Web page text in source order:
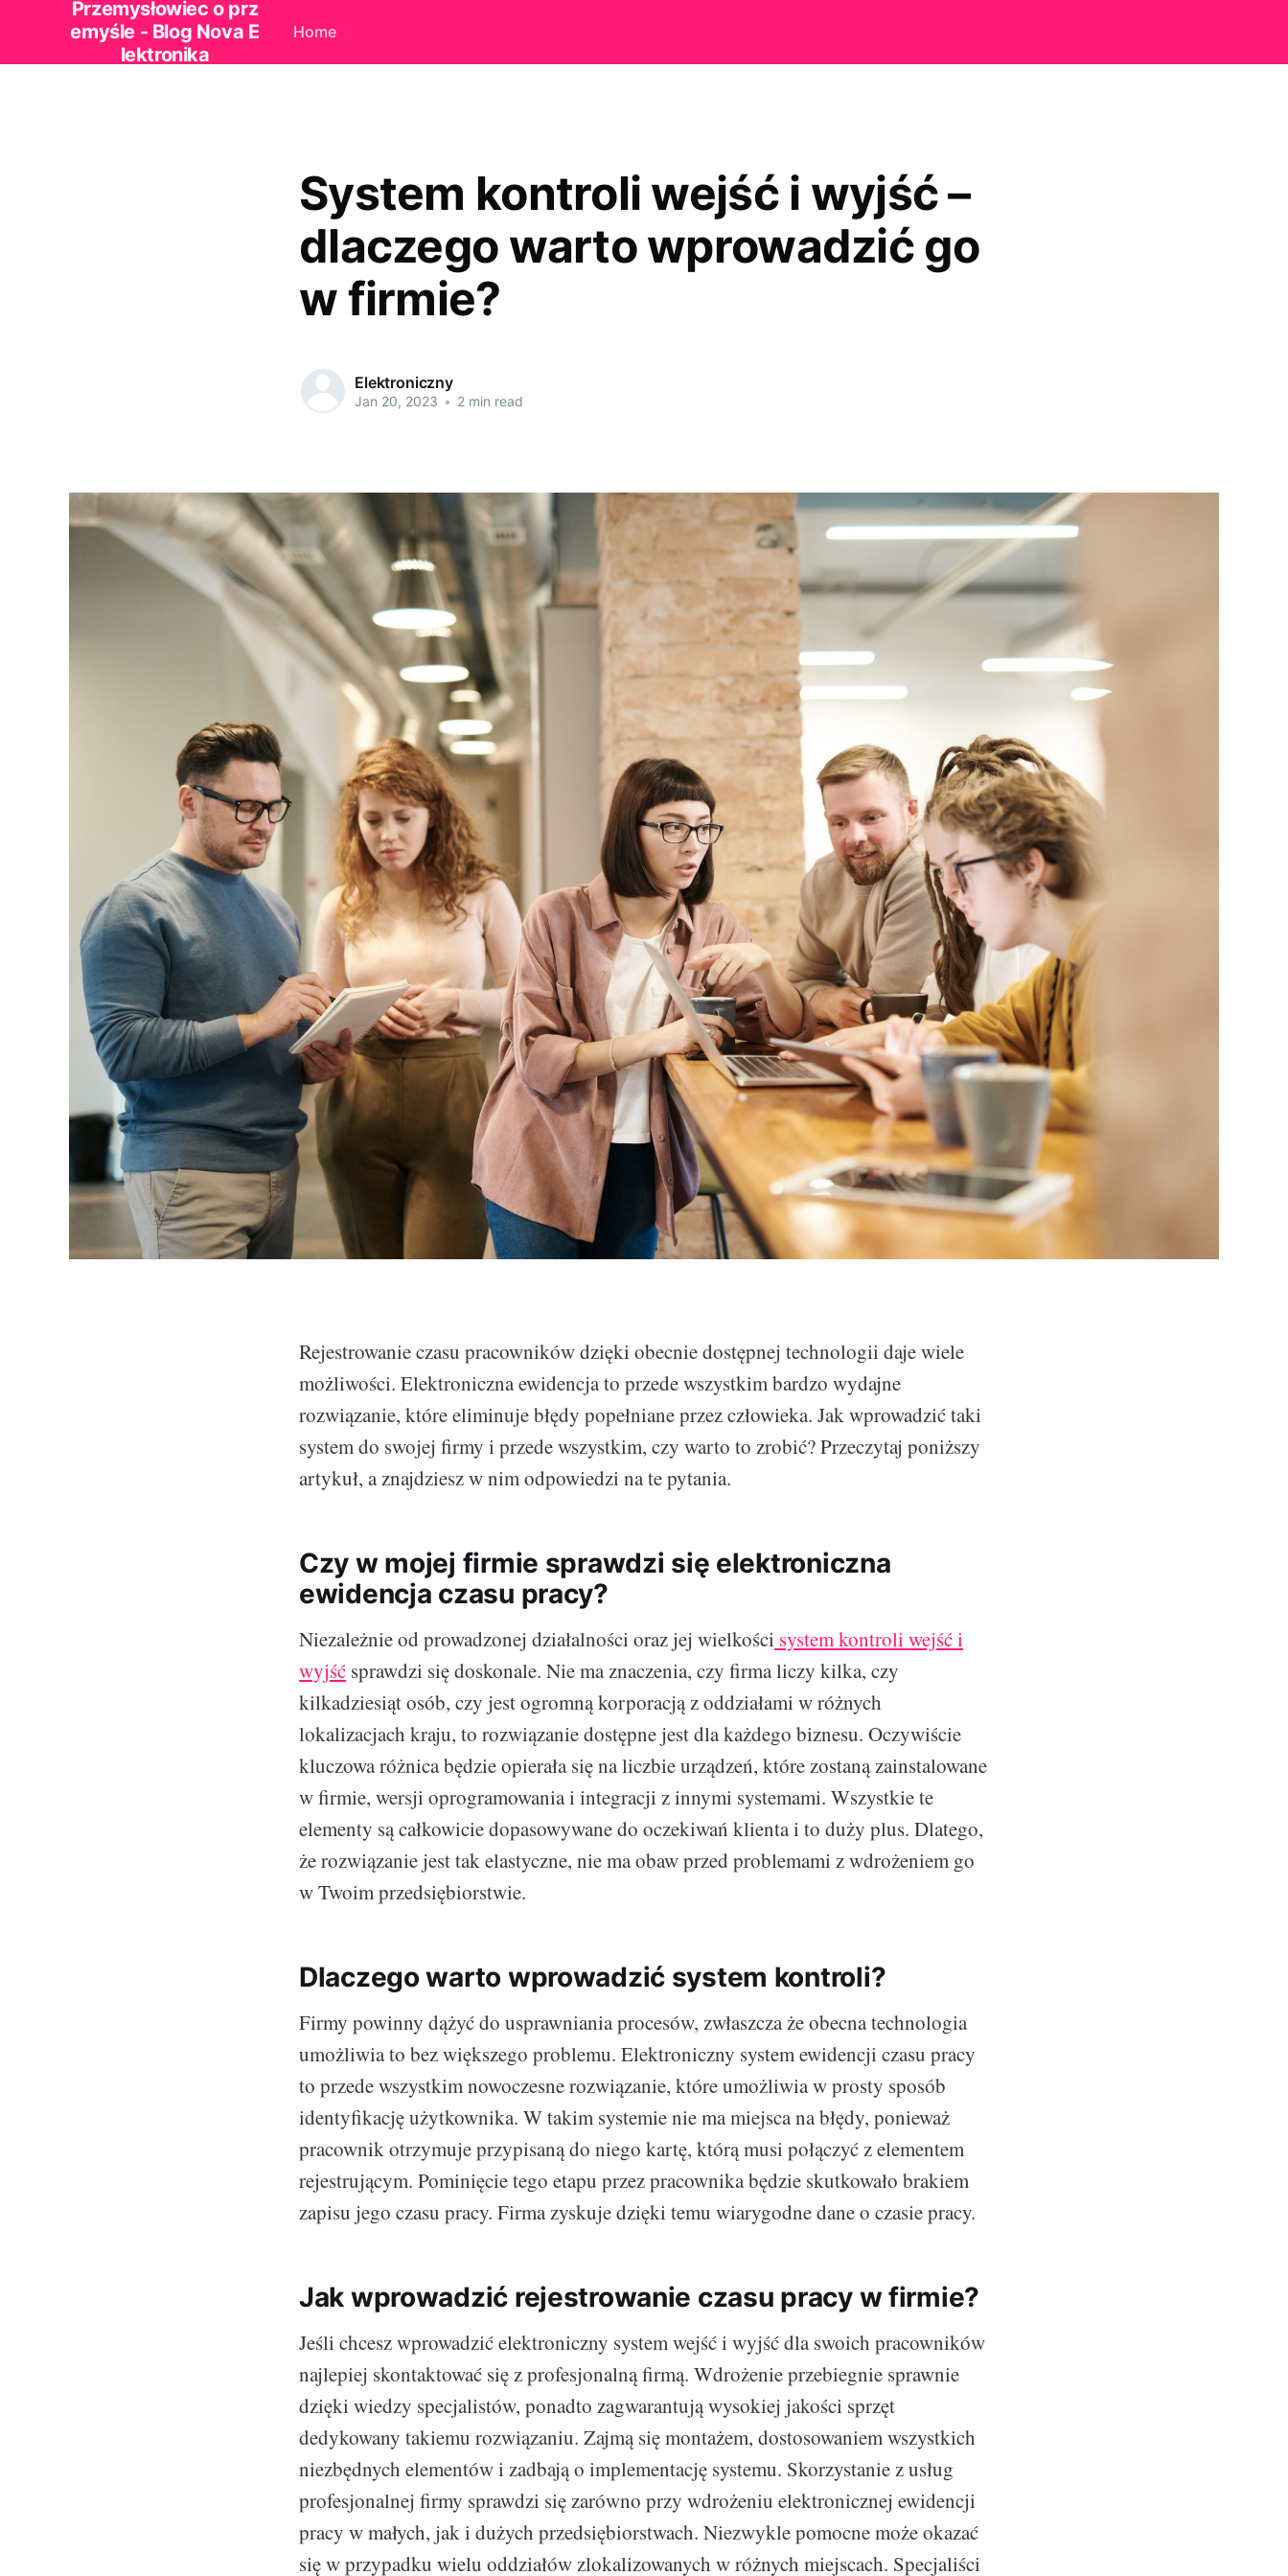
Przemysłowiec o prz
emyśle - Blog Nova E
lektronika
Home
System kontroli wejść i wyjść –
dlaczego warto wprowadzić go
w firmie?
Elektroniczny
Jan 20, 2023 • 2 min read
Rejestrowanie czasu pracowników dzięki obecnie dostępnej technologii daje wiele
możliwości. Elektroniczna ewidencja to przede wszystkim bardzo wydajne
rozwiązanie, które eliminuje błędy popełniane przez człowieka. Jak wprowadzić taki
system do swojej firmy i przede wszystkim, czy warto to zrobić? Przeczytaj poniższy
artykuł, a znajdziesz w nim odpowiedzi na te pytania.
Czy w mojej firmie sprawdzi się elektroniczna
ewidencja czasu pracy?
Niezależnie od prowadzonej działalności oraz jej wielkości system kontroli wejść i
wyjść sprawdzi się doskonale. Nie ma znaczenia, czy firma liczy kilka, czy
kilkadziesiąt osób, czy jest ogromną korporacją z oddziałami w różnych
lokalizacjach kraju, to rozwiązanie dostępne jest dla każdego biznesu. Oczywiście
kluczowa różnica będzie opierała się na liczbie urządzeń, które zostaną zainstalowane
w firmie, wersji oprogramowania i integracji z innymi systemami. Wszystkie te
elementy są całkowicie dopasowywane do oczekiwań klienta i to duży plus. Dlatego,
że rozwiązanie jest tak elastyczne, nie ma obaw przed problemami z wdrożeniem go
w Twoim przedsiębiorstwie.
Dlaczego warto wprowadzić system kontroli?
Firmy powinny dążyć do usprawniania procesów, zwłaszcza że obecna technologia
umożliwia to bez większego problemu. Elektroniczny system ewidencji czasu pracy
to przede wszystkim nowoczesne rozwiązanie, które umożliwia w prosty sposób
identyfikację użytkownika. W takim systemie nie ma miejsca na błędy, ponieważ
pracownik otrzymuje przypisaną do niego kartę, którą musi połączyć z elementem
rejestrującym. Pominięcie tego etapu przez pracownika będzie skutkowało brakiem
zapisu jego czasu pracy. Firma zyskuje dzięki temu wiarygodne dane o czasie pracy.
Jak wprowadzić rejestrowanie czasu pracy w firmie?
Jeśli chcesz wprowadzić elektroniczny system wejść i wyjść dla swoich pracowników
najlepiej skontaktować się z profesjonalną firmą. Wdrożenie przebiegnie sprawnie
dzięki wiedzy specjalistów, ponadto zagwarantują wysokiej jakości sprzęt
dedykowany takiemu rozwiązaniu. Zajmą się montażem, dostosowaniem wszystkich
niezbędnych elementów i zadbają o implementację systemu. Skorzystanie z usług
profesjonalnej firmy sprawdzi się zarówno przy wdrożeniu elektronicznej ewidencji
pracy w małych, jak i dużych przedsiębiorstwach. Niezwykle pomocne może okazać
się w przypadku wielu oddziałów zlokalizowanych w różnych miejscach. Specjaliści